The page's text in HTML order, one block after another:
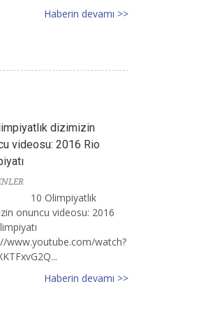
Haberin devamı >>
dizimizin
videosu: 2016 Rio
10 Olimpiyatlık
onuncu videosu: 2016
www.youtube.com/watch?
Haberin devamı >>